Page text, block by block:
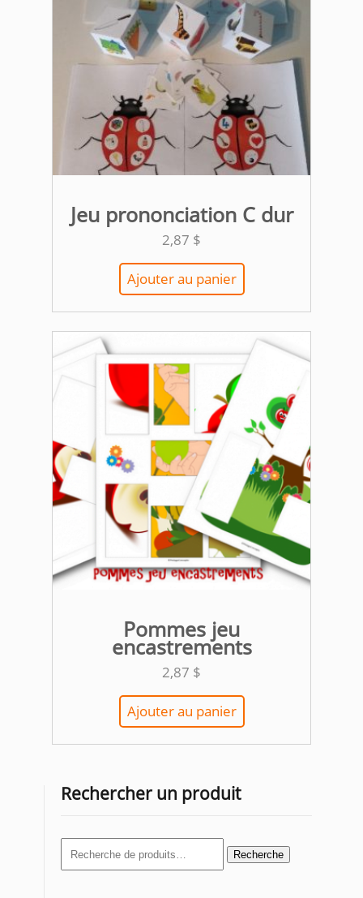
Jeu prononciation C dur
2,87 $
Ajouter au panier
Pommes jeu
encastrements
2,87 $
Ajouter au panier
Rechercher un produit
Recherche
pour :
Recherche